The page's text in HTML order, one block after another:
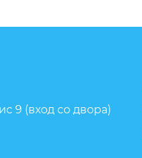
9 (вход со двора)